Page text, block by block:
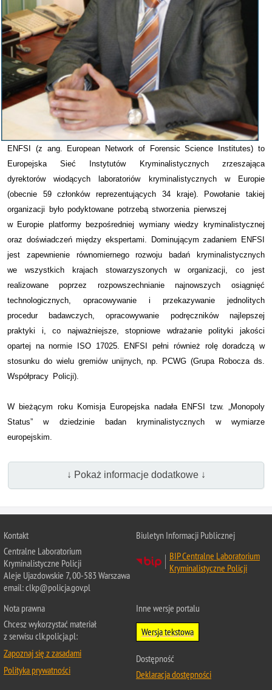
ENFSI (z ang. European Network of Forensic Science Institutes) to
Europejska Sieć Instytutów Kryminalistycznych zrzeszająca
dyrektorów wiodących laboratoriów kryminalistycznych w Europie
(obecnie 59 członków reprezentujących 34 kraje). Powołanie takiej
organizacji było podyktowane potrzebą stworzenia pierwszej
w Europie platformy bezpośredniej wymiany wiedzy kryminalistycznej
oraz doświadczeń między ekspertami. Dominującym zadaniem ENFSI
jest zapewnienie równomiernego rozwoju badań kryminalistycznych
we wszystkich krajach stowarzyszonych w organizacji, co jest
realizowane poprzez rozpowszechnianie najnowszych osiągnięć
technologicznych, opracowywanie i przekazywanie jednolitych
procedur badawczych, opracowywanie podręczników najlepszej
praktyki i, co najważniejsze, stopniowe wdrażanie polityki jakości
opartej na normie ISO 17025. ENFSI pełni również rolę doradczą w
stosunku do wielu gremiów unijnych, np. PCWG (Grupa Robocza ds.
Współpracy Policji).
W bieżącym roku Komisja Europejska nadała ENFSI tzw. „Monopoly
Status” w dziedzinie badan kryminalistycznych w wymiarze
europejskim.
↓ Pokaż informacje dodatkowe ↓
Kontakt
Centralne Laboratorium
Kryminalistyczne Policji
Aleje Ujazdowskie 7, 00-583 Warszawa
email: clkp@policja.gov.pl
Biuletyn Informacji Publicznej
BIP Centralne Laboratorium
Kryminalistyczne Policji
Nota prawna
Chcesz wykorzystać materiał
z serwisu clk.policja.pl:
Zapoznaj się z zasadami
Polityka prywatności
Inne wersje portalu
Wersja tekstowa
Dostępność
Deklaracja dostępności